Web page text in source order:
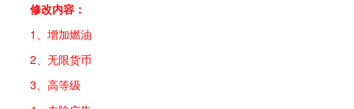
修改内容：
1、增加燃油
2、无限货币
3、高等级